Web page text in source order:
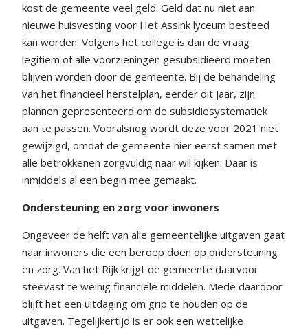
kost de gemeente veel geld. Geld dat nu niet aan
nieuwe huisvesting voor Het Assink lyceum besteed
kan worden. Volgens het college is dan de vraag
legitiem of alle voorzieningen gesubsidieerd moeten
blijven worden door de gemeente. Bij de behandeling
van het financieel herstelplan, eerder dit jaar, zijn
plannen gepresenteerd om de subsidiesystematiek
aan te passen. Vooralsnog wordt deze voor 2021 niet
gewijzigd, omdat de gemeente hier eerst samen met
alle betrokkenen zorgvuldig naar wil kijken. Daar is
inmiddels al een begin mee gemaakt.
Ondersteuning en zorg voor inwoners
Ongeveer de helft van alle gemeentelijke uitgaven gaat
naar inwoners die een beroep doen op ondersteuning
en zorg. Van het Rijk krijgt de gemeente daarvoor
steevast te weinig financiële middelen. Mede daardoor
blijft het een uitdaging om grip te houden op de
uitgaven. Tegelijkertijd is er ook een wettelijke